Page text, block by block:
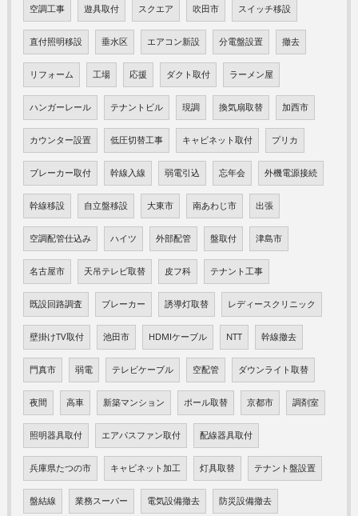
空調工事 遊具取付 スクエア 吹田市 スイッチ移設
直付照明移設 垂水区 エアコン新設 分電盤設置 撤去
リフォーム 工場 応援 ダクト取付 ラーメン屋
ハンガーレール テナントビル 現調 換気扇取替 加西市
カウンター設置 低圧切替工事 キャビネット取付 プリカ
ブレーカー取付 幹線入線 弱電引込 忘年会 外機電源接続
幹線移設 自立盤移設 大東市 南あわじ市 出張
空調配管仕込み ハイツ 外部配管 盤取付 津島市
名古屋市 天吊テレビ取替 皮フ科 テナント工事
既設回路調査 ブレーカー 誘導灯取替 レディースクリニック
壁掛けTV取付 池田市 HDMIケーブル NTT 幹線撤去
門真市 弱電 テレビケーブル 空配管 ダウンライト取替
夜間 高車 新築マンション ポール取替 京都市 調剤室
照明器具取付 エアパスファン取付 配線器具取付
兵庫県たつの市 キャビネット加工 灯具取替 テナント盤設置
盤結線 業務スーパー 電気設備撤去 防災設備撤去